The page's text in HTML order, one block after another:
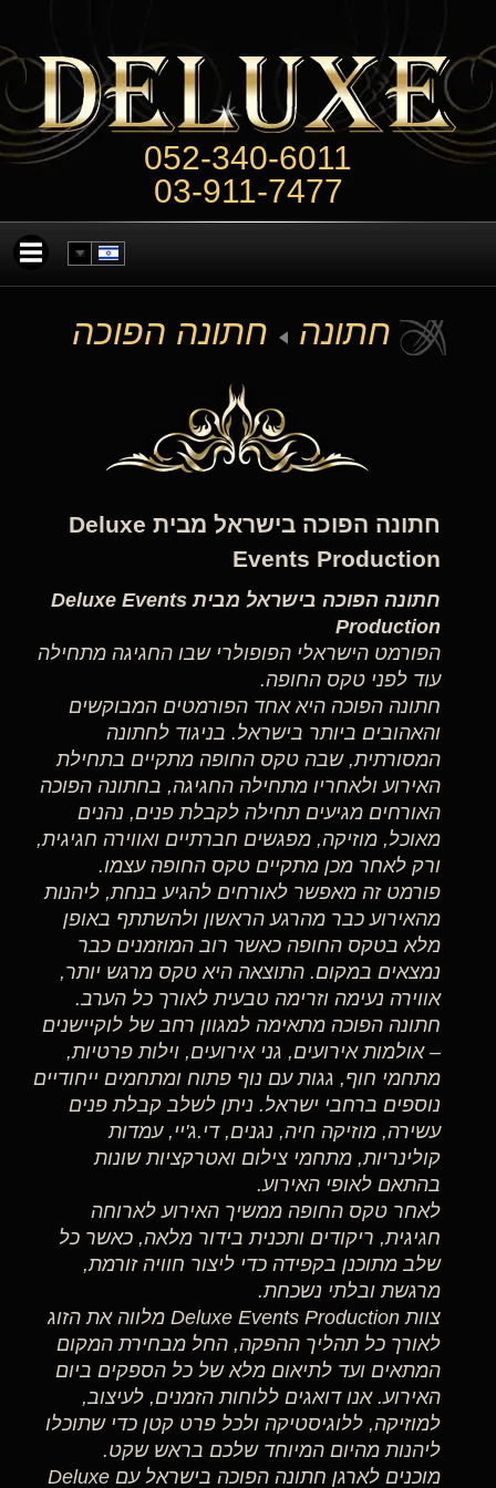
052-340-6011
03-911-7477
חתונה חתונה הפוכה
חתונה הפוכה בישראל מבית Deluxe
Events Production
חתונה הפוכה בישראל מבית Deluxe Events
Production
הפורמט הישראלי הפופולרי שבו החגיגה מתחילה
עוד לפני טקס החופה.
חתונה הפוכה היא אחד הפורמטים המבוקשים
והאהובים ביותר בישראל. בניגוד לחתונה
המסורתית, שבה טקס החופה מתקיים בתחילת
האירוע ולאחריו מתחילה החגיגה, בחתונה הפוכה
האורחים מגיעים תחילה לקבלת פנים, נהנים
מאוכל, מוזיקה, מפגשים חברתיים ואווירה חגיגית,
ורק לאחר מכן מתקיים טקס החופה עצמו.
פורמט זה מאפשר לאורחים להגיע בנחת, ליהנות
מהאירוע כבר מהרגע הראשון ולהשתתף באופן
מלא בטקס החופה כאשר רוב המוזמנים כבר
נמצאים במקום. התוצאה היא טקס מרגש יותר,
אווירה נעימה וזרימה טבעית לאורך כל הערב.
חתונה הפוכה מתאימה למגוון רחב של לוקיישנים
– אולמות אירועים, גני אירועים, וילות פרטיות,
מתחמי חוף, גגות עם נוף פתוח ומתחמים ייחודיים
נוספים ברחבי ישראל. ניתן לשלב קבלת פנים
עשירה, מוזיקה חיה, נגנים, די.ג'יי, עמדות
קולינריות, מתחמי צילום ואטרקציות שונות
בהתאם לאופי האירוע.
לאחר טקס החופה ממשיך האירוע לארוחה
חגיגית, ריקודים ותכנית בידור מלאה, כאשר כל
שלב מתוכנן בקפידה כדי ליצור חוויה זורמת,
מרגשת ובלתי נשכחת.
צוות Deluxe Events Production מלווה את הזוג
לאורך כל תהליך ההפקה, החל מבחירת המקום
המתאים ועד לתיאום מלא של כל הספקים ביום
האירוע. אנו דואגים ללוחות הזמנים, לעיצוב,
למוזיקה, ללוגיסטיקה ולכל פרט קטן כדי שתוכלו
ליהנות מהיום המיוחד שלכם בראש שקט.
מוכנים לארגן חתונה הפוכה בישראל עם Deluxe